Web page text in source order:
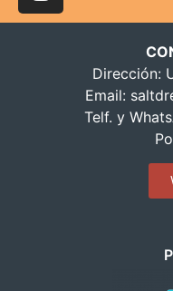
Dirección:
Email:
Telf. y